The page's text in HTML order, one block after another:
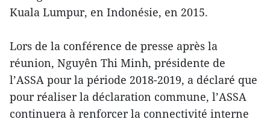
Kuala Lumpur, en Indonésie, en 2015.
Lors de la conférence de presse après la
réunion, Nguyên Thi Minh, présidente de
l’ASSA pour la période 2018-2019, a déclaré que
pour réaliser la déclaration commune, l’ASSA
continuera à renforcer la connectivité interne